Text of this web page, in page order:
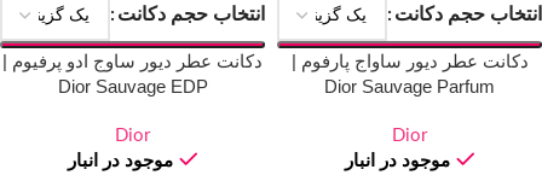
انتخاب حجم دکانت
دکانت عطر دیور ساواج پارفوم |
Dior Sauvage Parfum
Dior
موجود در انبار
انتخاب حجم دکانت
دکانت عطر دیور ساوج ادو پرفیوم |
Dior Sauvage EDP
Dior
موجود در انبار